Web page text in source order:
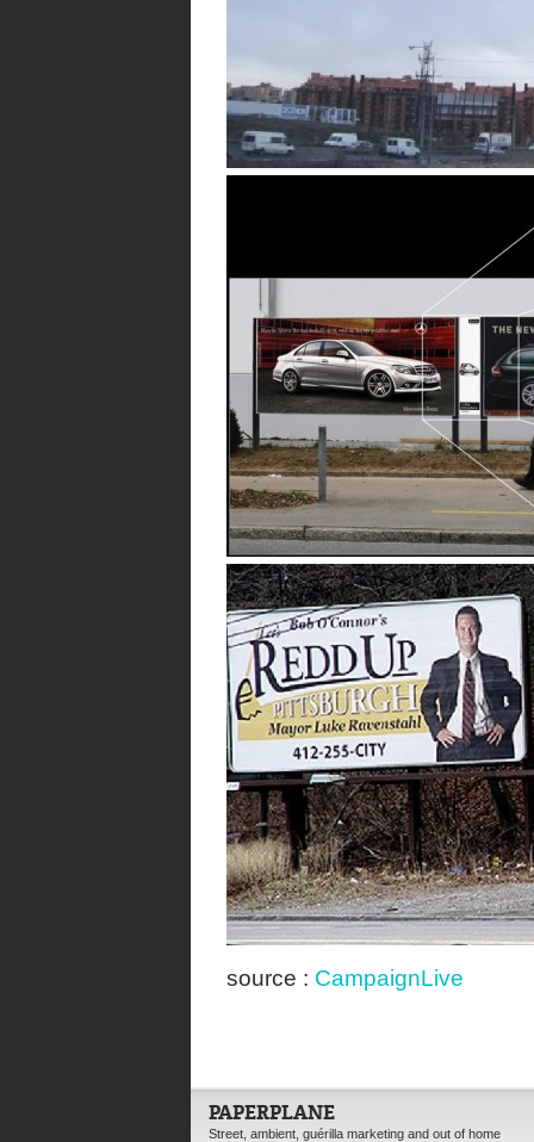
source : CampaignLive
PAPERPLANE
Street, ambient, guérilla marketing and out of home